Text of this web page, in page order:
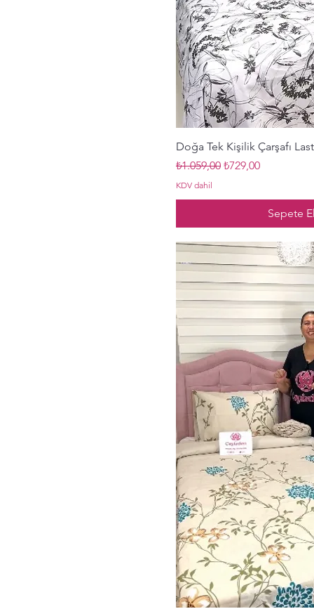
Hızlı
Doğa Tek Kişilik Çarşafı
Normal Fiyat
₺1.059,00 İndirimli Fiyat
₺729,00
KDV dahil
Sepete